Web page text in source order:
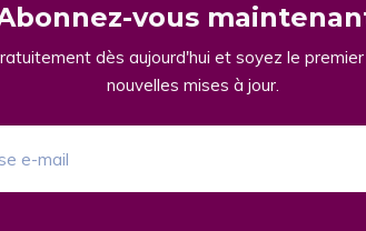
vous
dès aujourd'hui et soyez le
nouvelles mises à jour.